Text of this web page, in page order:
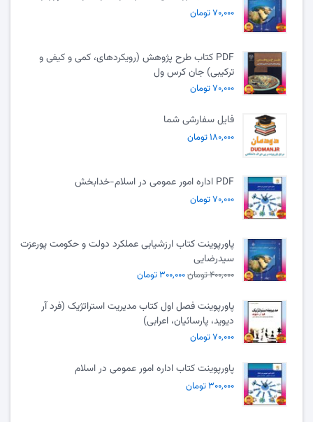
۷۰,۰۰۰ تومان
PDF کتاب طرح پژوهش (رویکردهای، کمی و کیفی و
ترکیبی) جان کرس ول
۷۰,۰۰۰ تومان
فایل سفارشی شما
۱۸۰,۰۰۰ تومان
PDF اداره امور عمومی در اسلام-خدابخش
۷۰,۰۰۰ تومان
پاورپوینت کتاب ارزشیابی عملکرد دولت و حکومت پورعزت
سیدرضایی
۴۰۰,۰۰۰ تومان ۳۰۰,۰۰۰ تومان
پاورپوینت فصل اول کتاب مدیریت استراتژیک (فرد آر
دیوید، پارسائیان، اعرابی)
۷۰,۰۰۰ تومان
پاورپوینت کتاب اداره امور عمومی در اسلام
۳۰۰,۰۰۰ تومان